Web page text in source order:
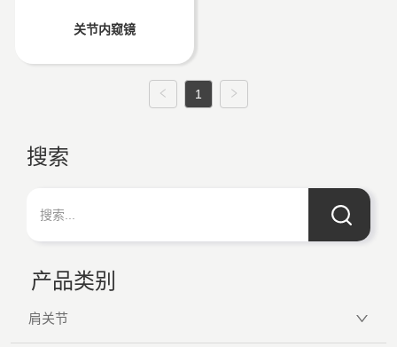
关节内窥镜
1
搜索
产品类别
肩关节